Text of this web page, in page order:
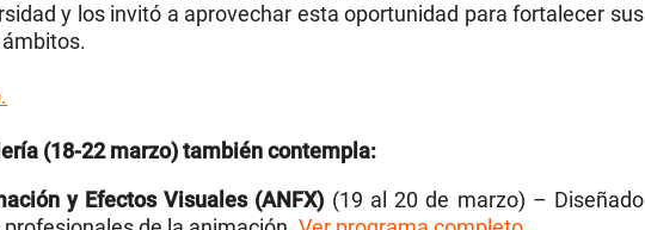
y los invitó a aprovechar esta oportunidad para fortalecer sus
(18-22 marzo) también contempla:
y Efectos Visuales (ANFX) (19 al 20 de marzo) – Diseñado